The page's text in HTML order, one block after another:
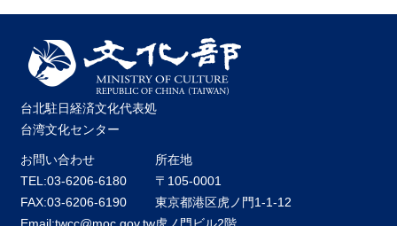
台北駐日経済文化代表処
台湾文化センター
お問い合わせ
TEL:03-6206-6180
FAX:03-6206-6190
所在地
〒105-0001
東京都港区虎ノ門1-1-12